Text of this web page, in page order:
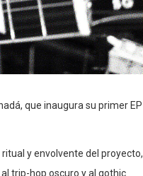
que inaugura su primer EP
y envolvente del proyecto,